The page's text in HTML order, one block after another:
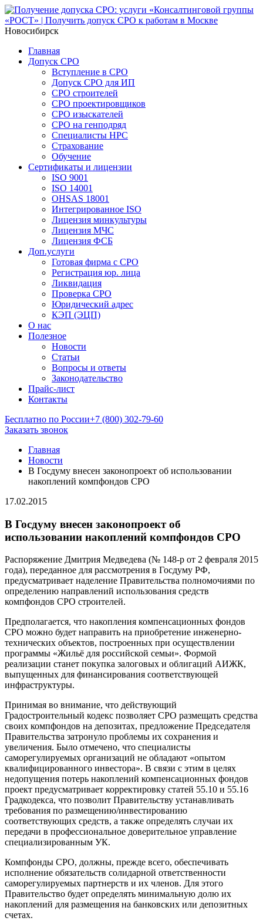
Новосибирск
Главная
Допуск СРО
Вступление в СРО
Допуск СРО для ИП
СРО строителей
СРО проектировщиков
СРО изыскателей
СРО на генподряд
Специалисты НРС
Страхование
Обучение
Сертификаты и лицензии
ISO 9001
ISO 14001
OHSAS 18001
Интегрированное ISO
Лицензия минкультуры
Лицензия МЧС
Лицензия ФСБ
Доп.услуги
Готовая фирма с СРО
Регистрация юр. лица
Ликвидация
Проверка СРО
Юридический адрес
КЭП (ЭЦП)
О нас
Полезное
Новости
Статьи
Вопросы и ответы
Законодательство
Прайс-лист
Контакты
Бесплатно по России+7 (800) 302-79-60
Заказать звонок
Главная
Новости
В Госдуму внесен законопроект об использовании
накоплений компфондов СРО
17.02.2015
В Госдуму внесен законопроект об
использовании накоплений компфондов СРО
Распоряжение Дмитрия Медведева (№ 148-р от 2 февраля 2015
года), переданное для рассмотрения в Госдуму РФ,
предусматривает наделение Правительства полномочиями по
определению направлений использования средств
компфондов СРО строителей.
Предполагается, что накопления компенсационных фондов
СРО можно будет направить на приобретение инженерно-
технических объектов, построенных при осуществлении
программы «Жильё для российской семьи». Формой
реализации станет покупка залоговых и облигаций АИЖК,
выпущенных для финансирования соответствующей
инфраструктуры.
Принимая во внимание, что действующий
Градостроительный кодекс позволяет СРО размещать средства
своих компфондов на депозитах, предложение Председателя
Правительства затронуло проблемы их сохранения и
увеличения. Было отмечено, что специалисты
саморегулируемых организаций не обладают «опытом
квалифицированного инвестора». В связи с этим в целях
недопущения потерь накоплений компенсационных фондов
проект предусматривает корректировку статей 55.10 и 55.16
Градкодекса, что позволит Правительству устанавливать
требования по размещению/инвестированию
соответствующих средств, а также определять случаи их
передачи в профессиональное доверительное управление
специализированным УК.
Компфонды СРО, должны, прежде всего, обеспечивать
исполнение обязательств солидарной ответственности
саморегулируемых партнерств и их членов. Для этого
Правительство будет определять минимальную долю их
накоплений для размещения на банковских или депозитных
счетах.